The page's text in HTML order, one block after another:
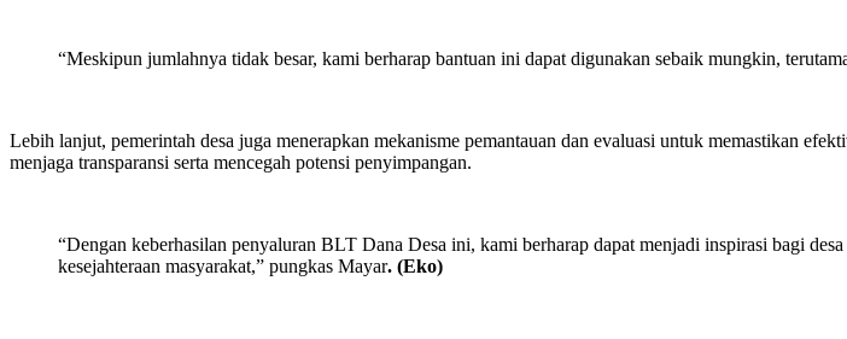
“Meskipun jumlahnya tidak besar, kami berharap bantuan ini dapat digunakan sebaik mungkin,
Lebih lanjut, pemerintah desa juga menerapkan mekanisme pemantauan dan evaluasi untuk memastikan
menjaga transparansi serta mencegah potensi penyimpangan.
“Dengan keberhasilan penyaluran BLT Dana Desa ini, kami berharap dapat menjadi inspirasi bagi
kesejahteraan masyarakat,” pungkas Mayar. (Eko)